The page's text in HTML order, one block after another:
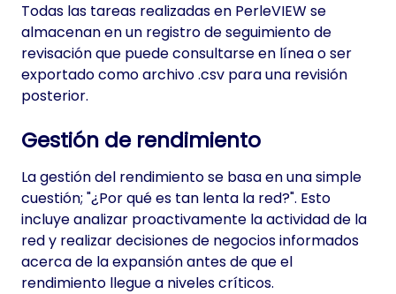
Todas las tareas realizadas en PerleVIEW se
almacenan en un registro de seguimiento de
revisación que puede consultarse en línea o ser
exportado como archivo .csv para una revisión
posterior.
Gestión de rendimiento
La gestión del rendimiento se basa en una simple
cuestión; "¿Por qué es tan lenta la red?". Esto
incluye analizar proactivamente la actividad de la
red y realizar decisiones de negocios informados
acerca de la expansión antes de que el
rendimiento llegue a niveles críticos.